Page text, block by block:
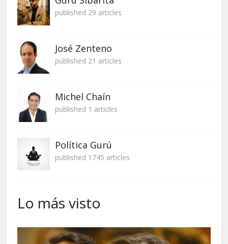
published 29 articles
José Zenteno
published 21 articles
Michel Chaín
published 1 articles
Política Gurú
published 1745 articles
Lo más visto